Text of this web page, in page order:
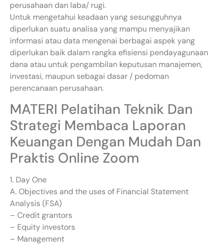
perusahaan dan laba/ rugi.
Untuk mengetahui keadaan yang sesungguhnya
diperlukan suatu analisa yang mampu menyajikan
informasi atau data mengenai berbagai aspek yang
diperlukan baik dalam rangka efisiensi pendayagunaan
dana atau untuk pengambilan keputusan manajemen,
investasi, maupun sebagai dasar / pedoman
perencanaan perusahaan.
MATERI Pelatihan Teknik Dan
Strategi Membaca Laporan
Keuangan Dengan Mudah Dan
Praktis Online Zoom
1. Day One
A. Objectives and the uses of Financial Statement
Analysis (FSA)
– Credit grantors
– Equity investors
– Management